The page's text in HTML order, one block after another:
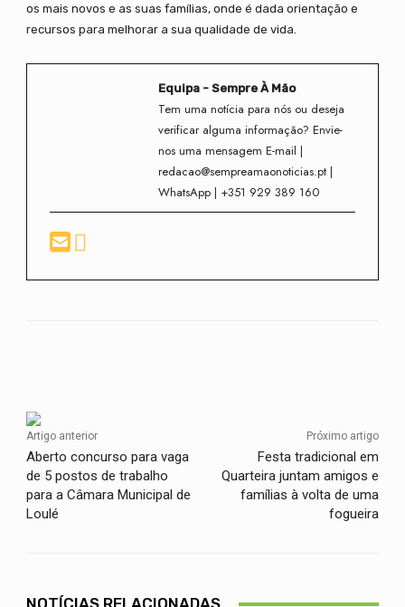
os mais novos e as suas famílias, onde é dada orientação e
recursos para melhorar a sua qualidade de vida.
Equipa - Sempre À Mão
Tem uma notícia para nós ou deseja
verificar alguma informação? Envie-
nos uma mensagem E-mail |
redacao@sempreamaonoticias.pt |
WhatsApp | +351 929 389 160
Artigo anterior
Aberto concurso para vaga
de 5 postos de trabalho
para a Câmara Municipal de
Loulé
Próximo artigo
Festa tradicional em
Quarteira juntam amigos e
famílias à volta de uma
fogueira